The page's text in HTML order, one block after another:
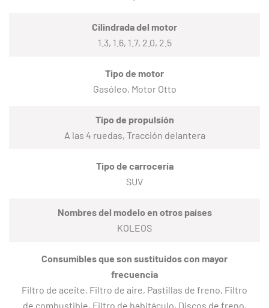
Cilindrada del motor
1.3, 1.6, 1.7, 2.0, 2.5
Tipo de motor
Gasóleo, Motor Otto
Tipo de propulsión
A las 4 ruedas, Tracción delantera
Tipo de carrocería
SUV
Nombres del modelo en otros países
KOLEOS
Consumibles que son sustituidos con mayor
frecuencia
Filtro de aceite, Filtro de aire, Pastillas de freno, Filtro
de combustible, Filtro de habitáculo, Discos de freno,